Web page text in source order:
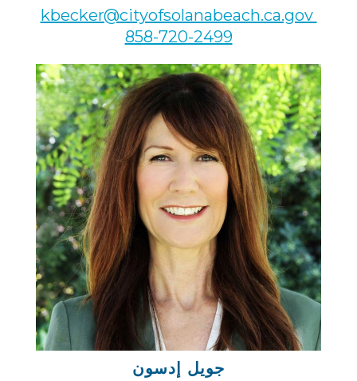
kbecker@cityofsolanabeach.ca.gov
858-720-2499
جويل إدسون